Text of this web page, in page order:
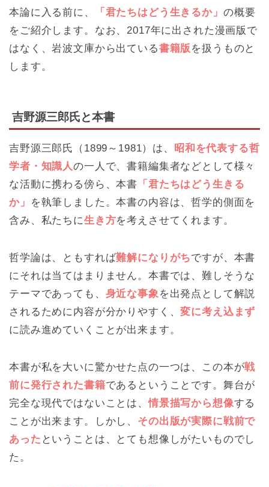
本論に入る前に、 「君たちはどう生きるか」 の概要
をご紹介します。なお、2017年に出された漫画版で
はなく、岩波文庫から出ている書籍版 を扱うものと
します。
吉野源三郎氏と本書
吉野源三郎氏（1899～1981）は、
昭和を代表する哲
学者・知識人の一人で、書籍編集者などとして様々
な活動に携わる傍ら、本書 「君たちはどう生きる
か」
を執筆しました。本書の内容は、哲学的側面を
含み、私たちに生き方を考えさせてくれます。
哲学論は、ともすれば難解になりがちですが、本書
にそれは当てはまりません。本書では、難しそうな
テーマであっても、 身近な事象 を出発点として解説
されるために内容が分かりやすく、変に考え込まず
に読み進めていくことが出来ます。
本書が私を大いに驚かせた点の一つは、この本が戦
前に発行された書籍であるということです。舞台が
完全な現代ではないことは、情景描写から想像する
ことが出来ます。しかし、 その出版が実際に戦前で
あった ということは、とても想像しがたいものでし
た。